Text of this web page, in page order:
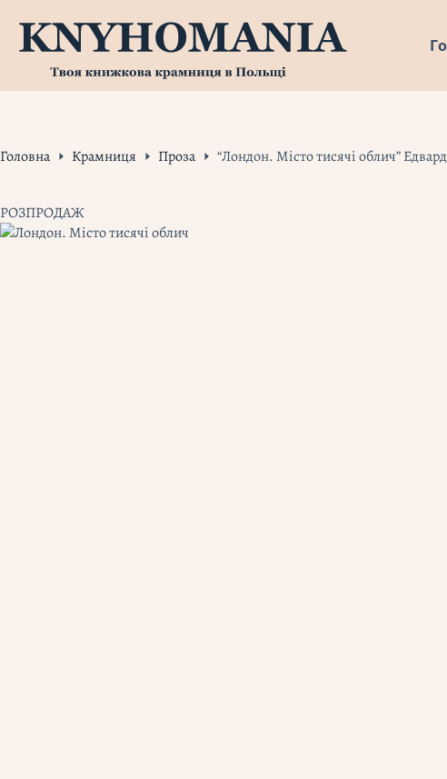
вмісту
Головна Крамниця Проза “Лондон. Місто тисячі облич”
РОЗПРОДАЖ